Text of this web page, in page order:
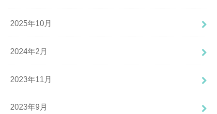
2025年10月
2024年2月
2023年11月
2023年9月